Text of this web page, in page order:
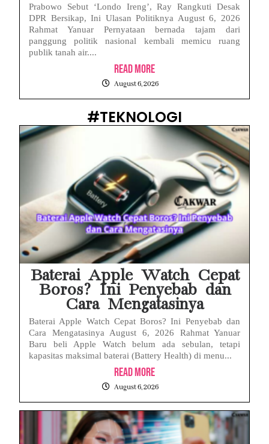
Prabowo Sebut ‘Londo Ireng’, Ray Rangkuti Desak
DPR Bersikap, Ini Ulasan Politiknya August 6, 2026
Rahmat Yanuar Pernyataan bernada tajam dari
panggung politik nasional kembali memicu ruang
publik tanah air....
Read More
August 6, 2026
#TEKNOLOGI
Baterai Apple Watch Cepat
Boros? Ini Penyebab dan
Cara Mengatasinya
Baterai Apple Watch Cepat Boros? Ini Penyebab dan
Cara Mengatasinya August 6, 2026 Rahmat Yanuar
Baru beli Apple Watch belum ada sebulan, tetapi
kapasitas maksimal baterai (Battery Health) di menu...
Read More
August 6, 2026